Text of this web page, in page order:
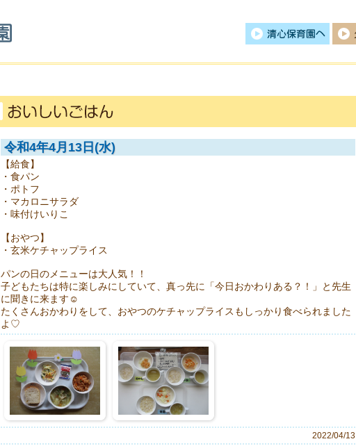
令和4年4月13日(水)
【給食】
・食パン
・ポトフ
・マカロニサラダ
・味付けいりこ
【おやつ】
・玄米ケチャップライス
パンの日のメニューは大人気！！
子どもたちは特に楽しみにしていて、真っ先に「今日おかわりある？！」と先生
に聞きに来ます☺
たくさんおかわりをして、おやつのケチャップライスもしっかり食べられました
よ♡
2022/04/13